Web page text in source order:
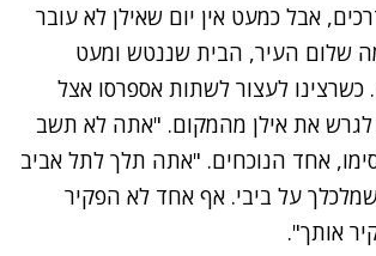
אבל כמעט אין יום שאילן לא עובר
שלום העיר, הבית שננטש ומעט
כשרצינו לעצור לשתות אספרסו אצל
לגרש את אילן מהמקום. "אתה לא תשב
אחד הנוכחים. "אתה תלך לתל אביב
על ביבי. אף אחד לא הפקיר
אותך".